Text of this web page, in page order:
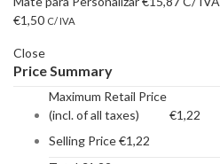
€1,50 C/ IVA
Close
Price Summary
Maximum Retail Price
(incl. of all taxes)
€1,22
Selling Price€1,22